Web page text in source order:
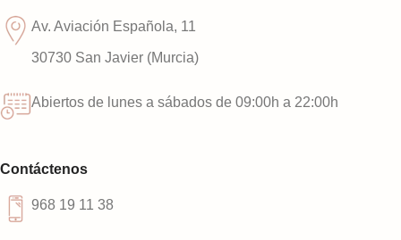
Av. Aviación Española, 11
30730 San Javier (Murcia)
Abiertos de lunes a sábados de 09:00h a 22:00h
Contáctenos
968 19 11 38